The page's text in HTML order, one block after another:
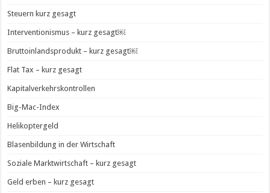
Steuern kurz gesagt
Interventionismus – kurz gesagt￼
Bruttoinlandsprodukt – kurz gesagt￼
Flat Tax – kurz gesagt
Kapitalverkehrskontrollen
Big-Mac-Index
Helikoptergeld
Blasenbildung in der Wirtschaft
Soziale Marktwirtschaft – kurz gesagt
Geld erben – kurz gesagt